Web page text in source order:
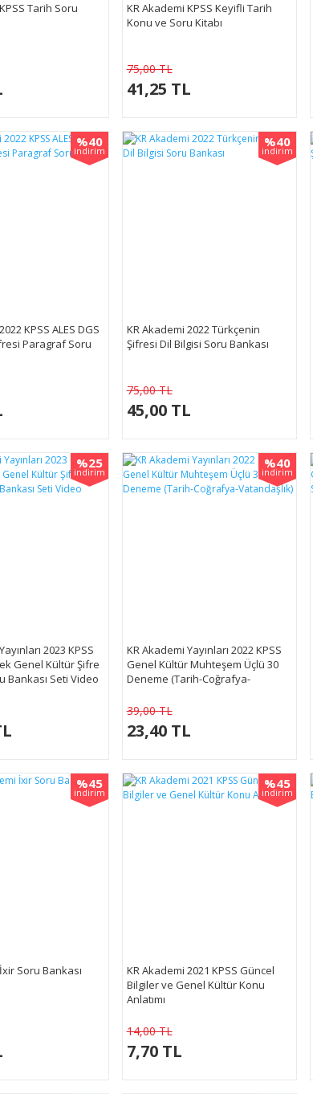
Tarih Soru
KR Akademi KPSS Keyifli Tarih
Konu ve Soru Kitabı
75,00 TL
41,25 TL
%40
indirim
KPSS ALES DGS
Paragraf Soru
%40
indirim
KR Akademi 2022 Türkçenin
Şifresi Dil Bilgisi Soru Bankası
75,00 TL
45,00 TL
%25
indirim
2023 KPSS
Genel Kültür Şifre
Bankası Seti Video
%40
indirim
KR Akademi Yayınları 2022 KPSS
Genel Kültür Muhteşem Üçlü 30
Deneme (Tarih-Coğrafya-
39,00 TL
23,40 TL
%45
indirim
Soru Bankası
%45
indirim
KR Akademi 2021 KPSS Güncel
Bilgiler ve Genel Kültür Konu
Anlatımı
14,00 TL
7,70 TL